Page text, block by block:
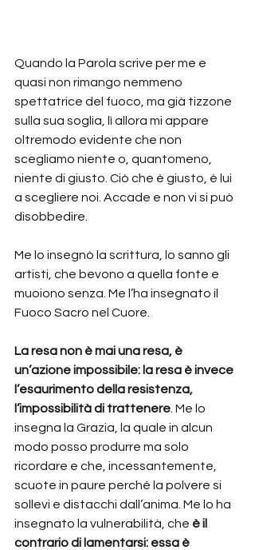
Quando la Parola scrive per me e
quasi non rimango nemmeno
spettatrice del fuoco, ma già tizzone
sulla sua soglia, lì allora mi appare
oltremodo evidente che non
scegliamo niente o, quantomeno,
niente di giusto. Ciò che è giusto, è lui
a scegliere noi. Accade e non vi si può
disobbedire.
Me lo insegnò la scrittura, lo sanno gli
artisti, che bevono a quella fonte e
muoiono senza. Me l’ha insegnato il
Fuoco Sacro nel Cuore.
La resa non è mai una resa, è
un’azione impossibile: la resa è invece
l’esaurimento della resistenza,
l’impossibilità di trattenere . Me lo
insegna la Grazia, la quale in alcun
modo posso produrre ma solo
ricordare e che, incessantemente,
scuote in paure perché la polvere si
sollevi e distacchi dall’anima. Me lo ha
insegnato la vulnerabilità, che è il
contrario di lamentarsi: essa è